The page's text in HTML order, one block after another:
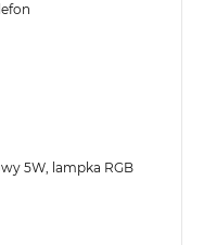
5W, lampka RGB